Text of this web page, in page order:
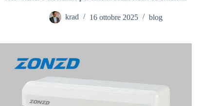
krad 16 ottobre 2025 blog